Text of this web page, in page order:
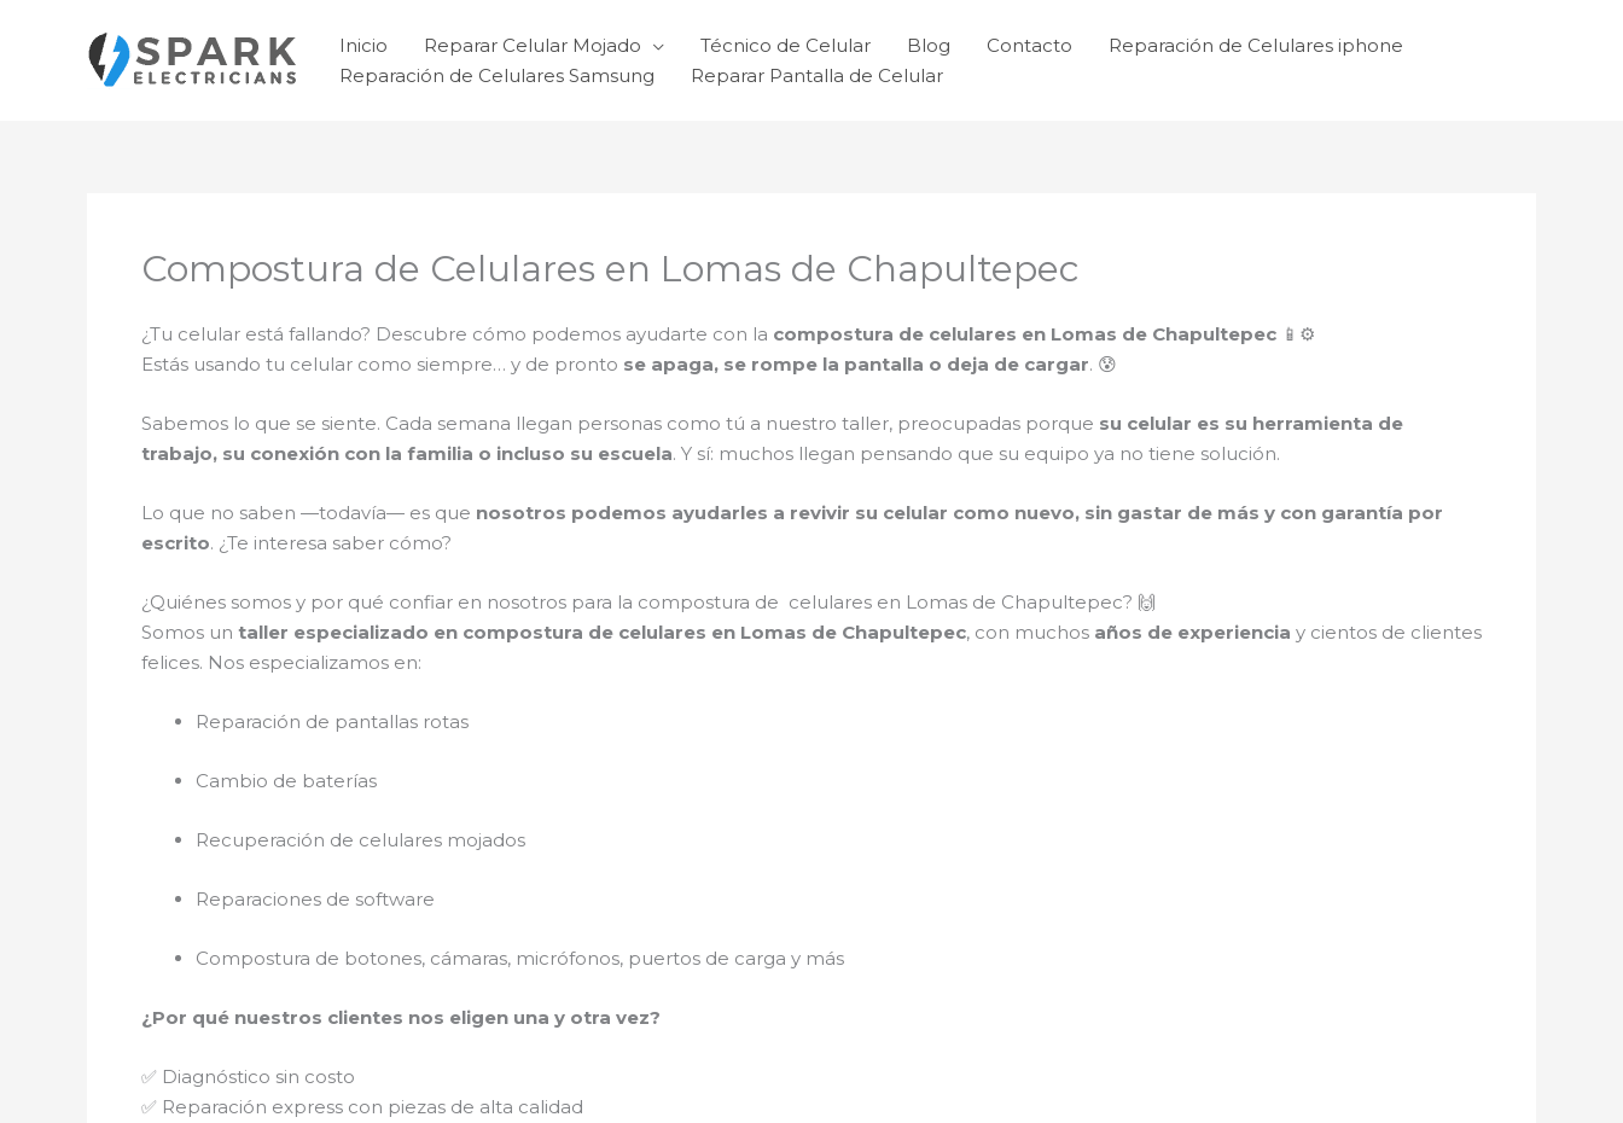
contenido
Inicio Reparar Celular Mojado Técnico de Celular Blog Contacto
Reparación de Celulares iphone
Reparación de Celulares Samsung
Reparar Pantalla de Celular
Compostura de Celulares en Lomas de Chapultepec
¿Tu celular está fallando? Descubre cómo podemos ayudarte con la compostura de celulares en Lomas de Chapultepec 📱⚙️
Estás usando tu celular como siempre… y de pronto se apaga, se rompe la pantalla o deja de cargar. 😰
Sabemos lo que se siente. Cada semana llegan personas como tú a nuestro taller, preocupadas porque su celular es su herramienta de
trabajo, su conexión con la familia o incluso su escuela. Y sí: muchos llegan pensando que su equipo ya no tiene solución.
Lo que no saben —todavía— es que nosotros podemos ayudarles a revivir su celular como nuevo, sin gastar de más y con garantía por
escrito. ¿Te interesa saber cómo?
¿Quiénes somos y por qué confiar en nosotros para la compostura de celulares en Lomas de Chapultepec? 🙌
Somos un taller especializado en compostura de celulares en Lomas de Chapultepec, con muchos años de experiencia y cientos de clientes
felices. Nos especializamos en:
Reparación de pantallas rotas
Cambio de baterías
Recuperación de celulares mojados
Reparaciones de software
Compostura de botones, cámaras, micrófonos, puertos de carga y más
¿Por qué nuestros clientes nos eligen una y otra vez?
✅ Diagnóstico sin costo
✅ Reparación express con piezas de alta calidad